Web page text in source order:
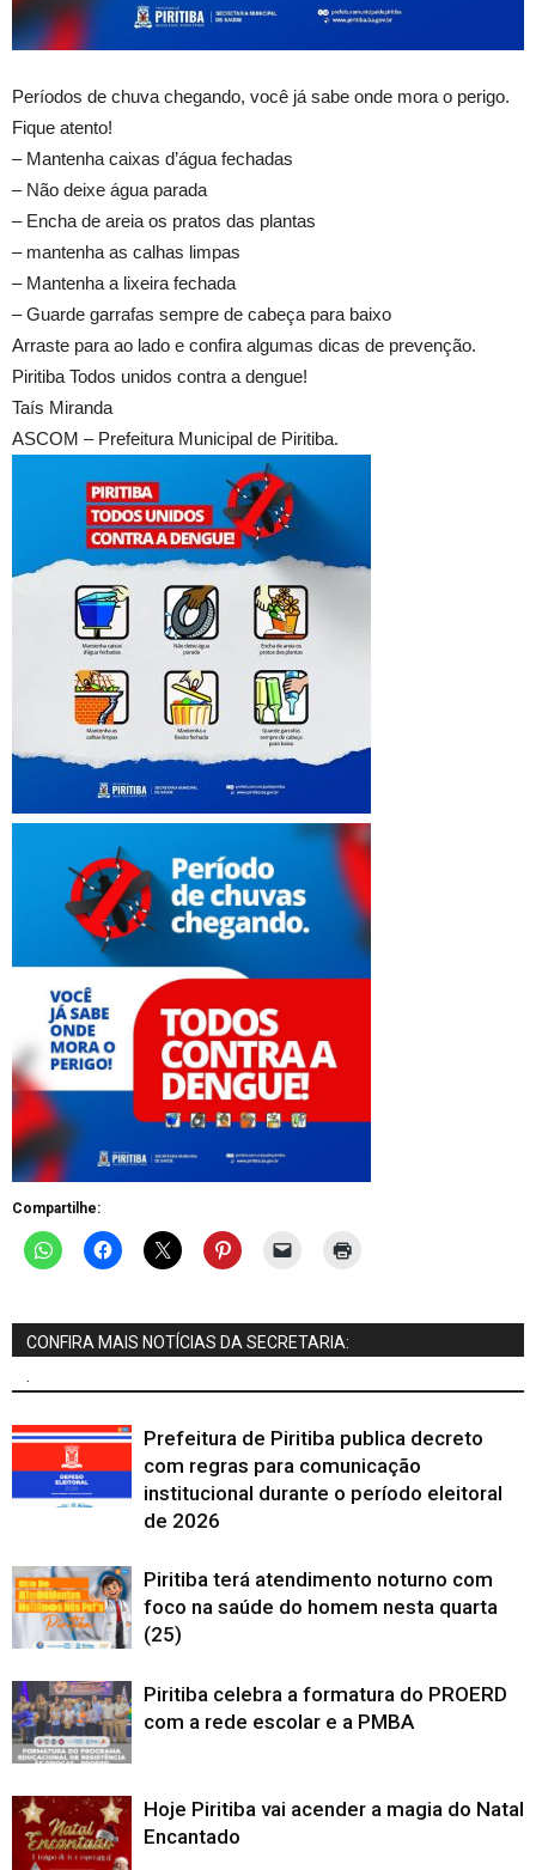
Períodos de chuva chegando, você já sabe onde mora o perigo.
Fique atento!
– Mantenha caixas d’água fechadas
– Não deixe água parada
– Encha de areia os pratos das plantas
– mantenha as calhas limpas
– Mantenha a lixeira fechada
– Guarde garrafas sempre de cabeça para baixo
Arraste para ao lado e confira algumas dicas de prevenção.
Piritiba Todos unidos contra a dengue!
Taís Miranda
ASCOM – Prefeitura Municipal de Piritiba.
Compartilhe:
CONFIRA MAIS NOTÍCIAS DA SECRETARIA:
Prefeitura de Piritiba publica decreto
com regras para comunicação
institucional durante o período eleitoral
de 2026
Piritiba terá atendimento noturno com
foco na saúde do homem nesta quarta
(25)
Piritiba celebra a formatura do PROERD
com a rede escolar e a PMBA
Hoje Piritiba vai acender a magia do Natal
Encantado